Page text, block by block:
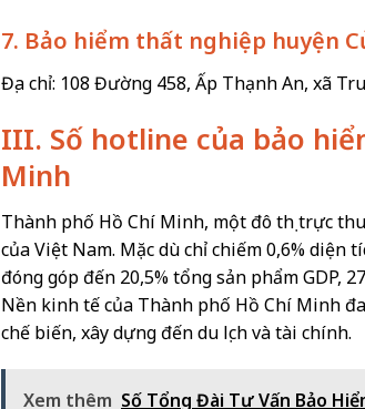
7. Bảo hiểm thất nghiệp huyện
Địa chỉ: 108 Đường 458, Ấp Thạnh An, xã
III. Số hotline của bảo
Minh
Thành phố Hồ Chí Minh, một đô thị trực
của Việt Nam. Mặc dù chỉ chiếm 0,6% diện
đóng góp đến 20,5% tổng sản phẩm GDP,
Nền kinh tế của Thành phố Hồ Chí Minh
chế biến, xây dựng đến du lịch và tài chính.
Xem thêm Số Tổng Đài Tư Vấn Bảo